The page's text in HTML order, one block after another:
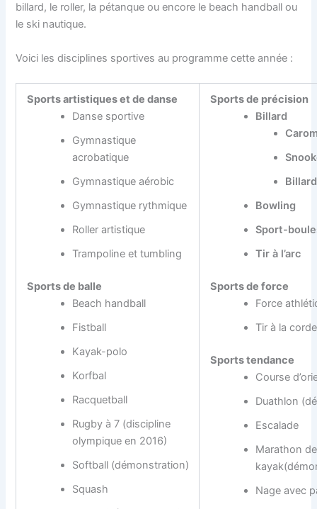
billard, le roller, la pétanque ou encore le beach handball ou
le ski nautique.
Voici les disciplines sportives au programme cette année :
Sports artistiques et de danse
Danse sportive
Gymnastique
acrobatique
Gymnastique aérobic
Gymnastique rythmique
Roller artistique
Trampoline et tumbling
Sports de balle
Beach handball
Fistball
Kayak-polo
Korfbal
Racquetball
Rugby à 7 (discipline
olympique en 2016)
Softball (démonstration)
Squash
Sports de précision
Billard
Billard
Bowling
Sport-
Tir à l’arc
Sports de force
Force
Tir à la corde
Sports tendance
Course
Duathlon
Escalade
Marathon
Nage avec